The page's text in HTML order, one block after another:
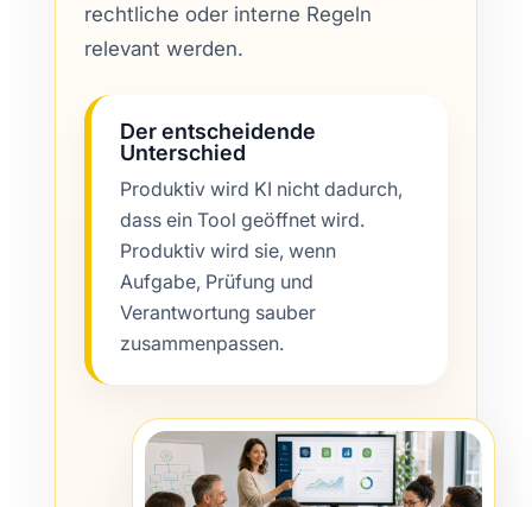
rechtliche oder interne Regeln
relevant werden.
Der entscheidende
Unterschied
Produktiv wird KI nicht dadurch,
dass ein Tool geöffnet wird.
Produktiv wird sie, wenn
Aufgabe, Prüfung und
Verantwortung sauber
zusammenpassen.